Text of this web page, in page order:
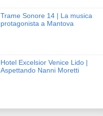
Trame Sonore 14 | La musica
protagonista a Mantova
Hotel Excelsior Venice Lido |
Aspettando Nanni Moretti